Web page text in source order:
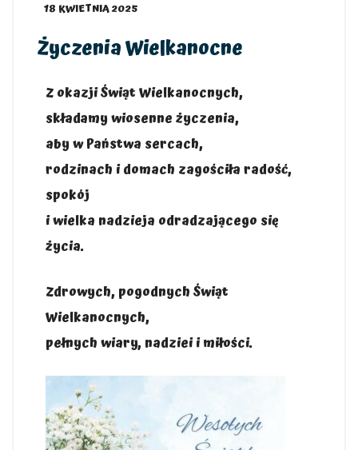
18 KWIETNIA 2025
Życzenia Wielkanocne
Z okazji Świąt Wielkanocnych,
składamy wiosenne życzenia,
aby w Państwa sercach,
rodzinach i domach zagościła radość,
spokój
i wielka nadzieja odradzającego się
życia.
Zdrowych, pogodnych Świąt
Wielkanocnych,
pełnych wiary, nadziei i miłości.